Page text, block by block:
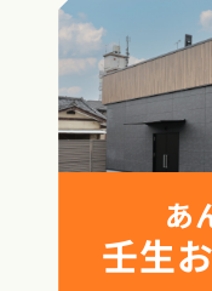
あ
壬生